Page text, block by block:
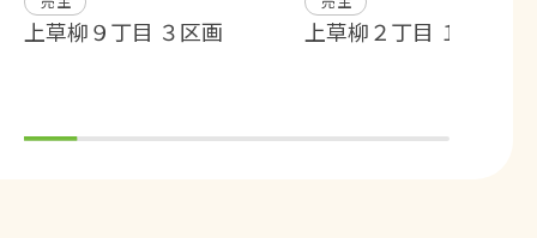
上草柳９丁目 ３区画 上草柳２丁目 １区画